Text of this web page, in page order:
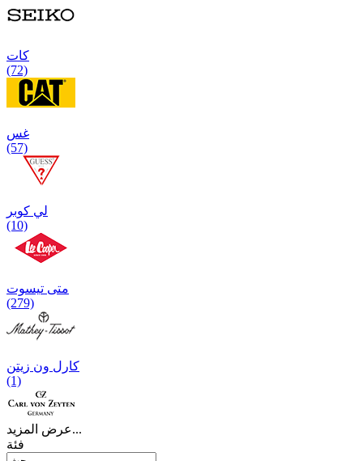
كات
(72)
غس
(57)
لي كوبر
(10)
متی تیسوت
(279)
کارل ون زیتن
(1)
عرض المزيد...
فئة